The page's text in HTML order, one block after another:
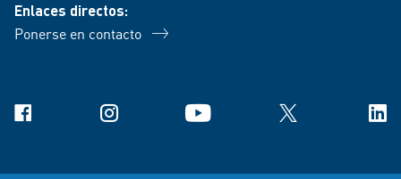
Enlaces directos:
Ponerse en contacto
Facebook Instagram YouTube X